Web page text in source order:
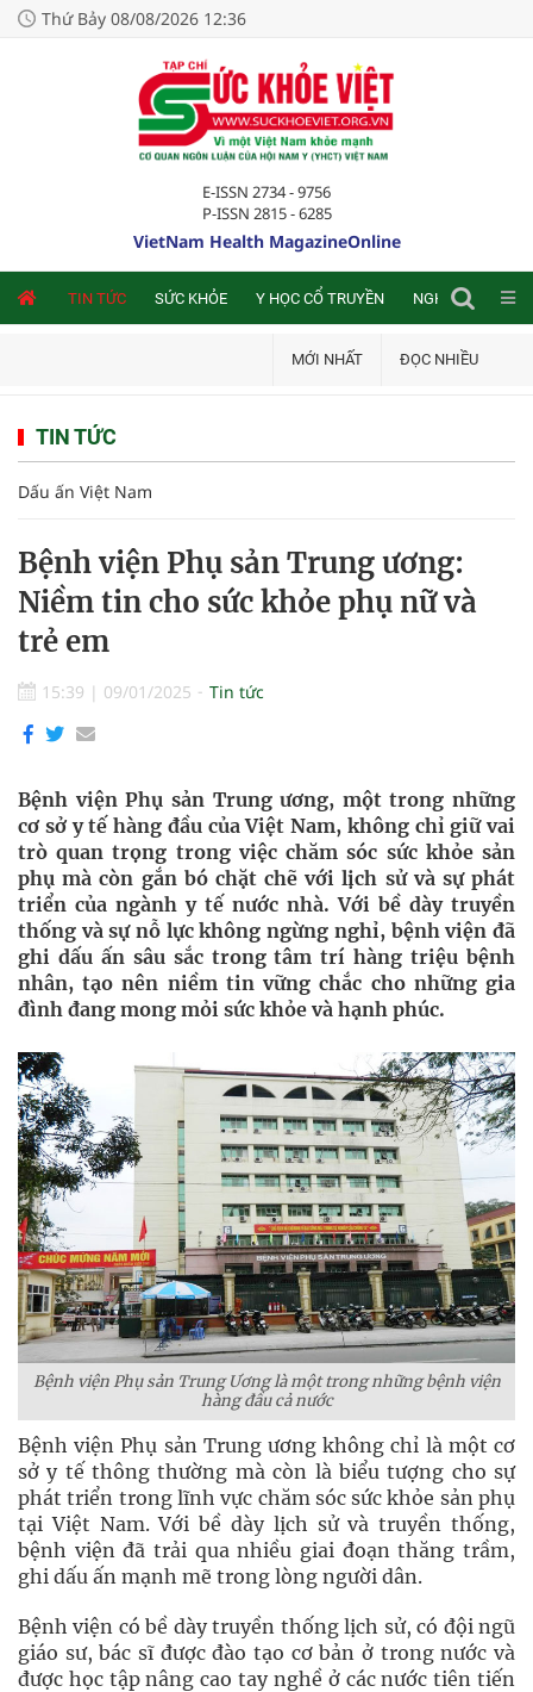
Thứ Bảy 08/08/2026 12:36
E-ISSN 2734 - 9756
P-ISSN 2815 - 6285
VietNam Health MagazineOnline
TIN TỨC SỨC KHỎE Y HỌC CỔ TRUYỀN NGHIÊN CỨU
MỚI NHẤT ĐỌC NHIỀU
TIN TỨC
Dấu ấn Việt Nam
Bệnh viện Phụ sản Trung ương:
Niềm tin cho sức khỏe phụ nữ và
trẻ em
15:39 | 09/01/2025 Tin tức
Bệnh viện Phụ sản Trung ương, một trong những
cơ sở y tế hàng đầu của Việt Nam, không chỉ giữ vai
trò quan trọng trong việc chăm sóc sức khỏe sản
phụ mà còn gắn bó chặt chẽ với lịch sử và sự phát
triển của ngành y tế nước nhà. Với bề dày truyền
thống và sự nỗ lực không ngừng nghỉ, bệnh viện đã
ghi dấu ấn sâu sắc trong tâm trí hàng triệu bệnh
nhân, tạo nên niềm tin vững chắc cho những gia
đình đang mong mỏi sức khỏe và hạnh phúc.
Bệnh viện Phụ sản Trung Ương là một trong những bệnh viện
hàng đầu cả nước
Bệnh viện Phụ sản Trung ương không chỉ là một cơ
sở y tế thông thường mà còn là biểu tượng cho sự
phát triển trong lĩnh vực chăm sóc sức khỏe sản phụ
tại Việt Nam. Với bề dày lịch sử và truyền thống,
bệnh viện đã trải qua nhiều giai đoạn thăng trầm,
ghi dấu ấn mạnh mẽ trong lòng người dân.
Bệnh viện có bề dày truyền thống lịch sử, có đội ngũ
giáo sư, bác sĩ được đào tạo cơ bản ở trong nước và
được học tập nâng cao tay nghề ở các nước tiên tiến